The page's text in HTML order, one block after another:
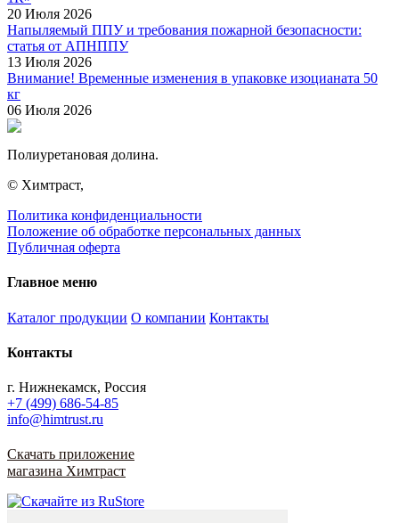
20 Июля 2026
Напыляемый ППУ и требования пожарной безопасности:
статья от АПНППУ
13 Июля 2026
Внимание! Временные изменения в упаковке изоцианата 50
кг
06 Июля 2026
Полиуретановая долина.
© Химтраст,
Политика конфиденциальности
Положение об обработке персональных данных
Публичная оферта
Главное меню
Каталог продукции О компании Контакты
Контакты
г. Нижнекамск, Россия
+7 (499) 686-54-85
info@himtrust.ru
Скачать приложение
магазина Химтраст